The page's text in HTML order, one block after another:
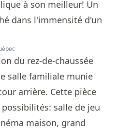
du rez-de-chaussée
salle familiale munie
arrière. Cette pièce
salle de jeu
maison, grand